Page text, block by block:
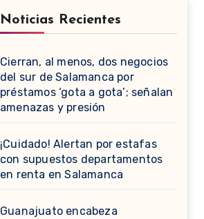
Noticias Recientes
Cierran, al menos, dos negocios
del sur de Salamanca por
préstamos ‘gota a gota’; señalan
amenazas y presión
¡Cuidado! Alertan por estafas
con supuestos departamentos
en renta en Salamanca
Guanajuato encabeza